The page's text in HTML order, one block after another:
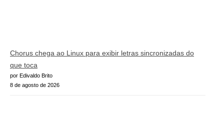
Chorus chega ao Linux para exibir letras sincronizadas do
que toca
por Edivaldo Brito
8 de agosto de 2026